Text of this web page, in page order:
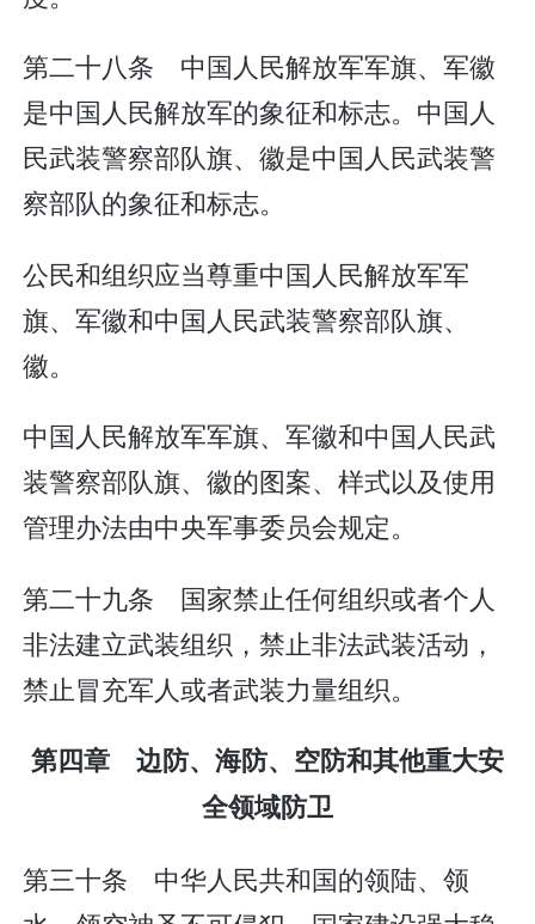
第二十八条 中国人民解放军军旗、军徽
是中国人民解放军的象征和标志。中国人
民武装警察部队旗、徽是中国人民武装警
察部队的象征和标志。
公民和组织应当尊重中国人民解放军军
旗、军徽和中国人民武装警察部队旗、
徽。
中国人民解放军军旗、军徽和中国人民武
装警察部队旗、徽的图案、样式以及使用
管理办法由中央军事委员会规定。
第二十九条 国家禁止任何组织或者个人
非法建立武装组织，禁止非法武装活动，
禁止冒充军人或者武装力量组织。
第四章 边防、海防、空防和其他重大安
全领域防卫
第三十条 中华人民共和国的领陆、领